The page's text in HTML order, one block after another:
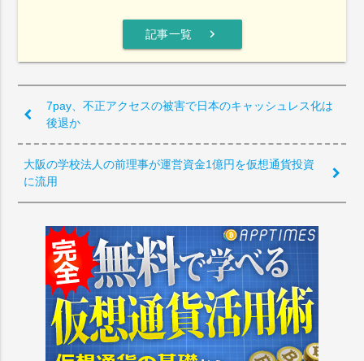
記事一覧 chevron_right
7pay、不正アクセスの被害で日本のキャッシュレス化は
後退か
大阪の学校法人の前理事が運営資金1億円を仮想通貨投資
に流用